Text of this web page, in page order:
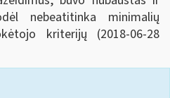
nebeatitinka minimalių
kriterijų (2018-06-28